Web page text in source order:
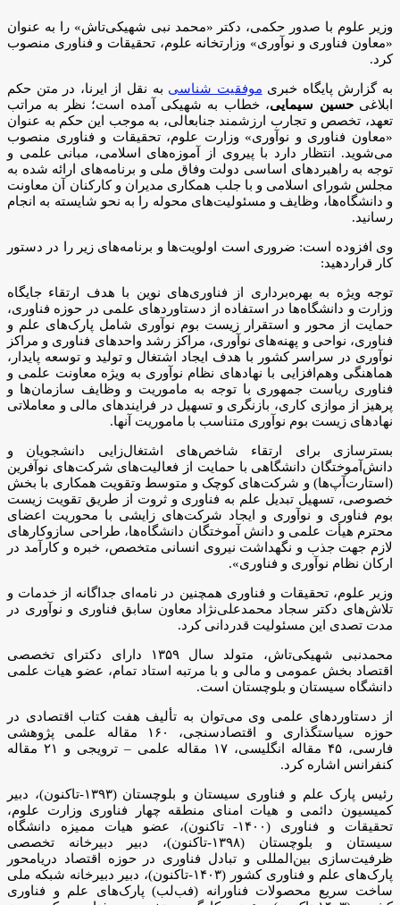
وزیر علوم با صدور حکمی، دکتر «محمد نبی شهیکی‌تاش» را به عنوان
«معاون فناوری و نوآوری» وزارتخانه علوم، تحقیقات و فناوری منصوب
کرد.
به گزارش پایگاه خبری موفقیت شناسی به نقل از ایرنا، در متن حکم
ابلاغیحسین سیمایی، خطاب به شهیکی آمده است؛ نظر به مراتب
تعهد، تخصص و تجارب ارزشمند جنابعالی، به موجب این حکم به عنوان
«معاون فناوری و نوآوری» وزارت علوم، تحقیقات و فناوری منصوب
می‌شوید. انتظار دارد با پیروی از آموزه‌های اسلامی، مبانی علمی و
توجه به راهبردهای اساسی دولت وفاق ملی و برنامه‌های ارائه شده به
مجلس شورای اسلامی و با جلب همکاری مدیران و کارکنان آن معاونت
و دانشگاه‌ها، وظایف و مسئولیت‌های محوله را به نحو شایسته به انجام
رسانید.
وی افزوده است: ضروری است اولویت‌ها و برنامه‌های زیر را در دستور
کار قراردهید:
توجه ویژه به بهره‌برداری از فناوری‌های نوین با هدف ارتقاء جایگاه
وزارت و دانشگاه‌ها در استفاده از دستاوردهای علمی در حوزه فناوری،
حمایت از محور و استقرار زیست بوم نوآوری شامل پارک‌های علم و
فناوری، نواحی و پهنه‌های نوآوری، مراکز رشد واحدهای فناوری و مراکز
نوآوری در سراسر کشور با هدف ایجاد اشتغال و تولید و توسعه پایدار،
هماهنگی وهم‌افزایی با نهادهای نظام نوآوری به ویژه معاونت علمی و
فناوری ریاست جمهوری با توجه به ماموریت و وظایف سازمان‌ها و
پرهیز از موازی کاری، بازنگری و تسهیل در فرایندهای مالی و معاملاتی
نهادهای زیست بوم نوآوری متناسب با ماموریت آنها.
بسترسازی برای ارتقاء شاخص‌های اشتغال‌زایی دانشجویان و
دانش‌آموختگان دانشگاهی با حمایت از فعالیت‌های شرکت‌های نوآفرین
(استارت‌آپ‌ها) و شرکت‌های کوچک و متوسط وتقویت همکاری با بخش
خصوصی، تسهیل تبدیل علم به فناوری و ثروت از طریق تقویت زیست
بوم فناوری و نوآوری و ایجاد شرکت‌های زایشی با محوریت اعضای
محترم هیأت علمی و دانش آموختگان دانشگاه‌ها، طراحی سازوکارهای
لازم جهت جذب و نگهداشت نیروی انسانی متخصص، خبره و کارآمد در
ارکان نظام نوآوری و فناوری».
وزیر علوم، تحقیقات و فناوری همچنین در نامه‌ای جداگانه از خدمات و
تلاش‌های دکتر سجاد محمدعلی‌نژاد معاون سابق فناوری و نوآوری در
مدت تصدی این مسئولیت قدردانی کرد.
محمدنبی شهیکی‌تاش، متولد سال ۱۳۵۹ دارای دکترای تخصصی
اقتصاد بخش عمومی و مالی و با مرتبه استاد تمام، عضو هیات علمی
دانشگاه سیستان و بلوچستان است.
از دستاوردهای علمی وی می‌توان به تألیف هفت کتاب اقتصادی در
حوزه سیاستگذاری و اقتصادسنجی، ۱۶۰ مقاله علمی پژوهشی
فارسی، ۴۵ مقاله انگلیسی، ۱۷ مقاله علمی – ترویجی و ۲۱ مقاله
کنفرانس اشاره کرد.
رئیس پارک علم و فناوری سیستان و بلوچستان (۱۳۹۳-تاکنون)، دبیر
کمیسیون دائمی و هیات امنای منطقه چهار فناوری وزارت علوم،
تحقیقات و فناوری (۱۴۰۰- تاکنون)، عضو هیات ممیزه دانشگاه
سیستان و بلوچستان (۱۳۹۸-تاکنون)، دبیر دبیرخانه تخصصی
ظرفیت‌سازی بین‌المللی و تبادل فناوری در حوزه اقتصاد دریامحور
پارک‌های علم و فناوری کشور (۱۴۰۳-تاکنون)، دبیر دبیرخانه شبکه ملی
ساخت سریع محصولات فناورانه (فب‌لب) پارک‌های علم و فناوری